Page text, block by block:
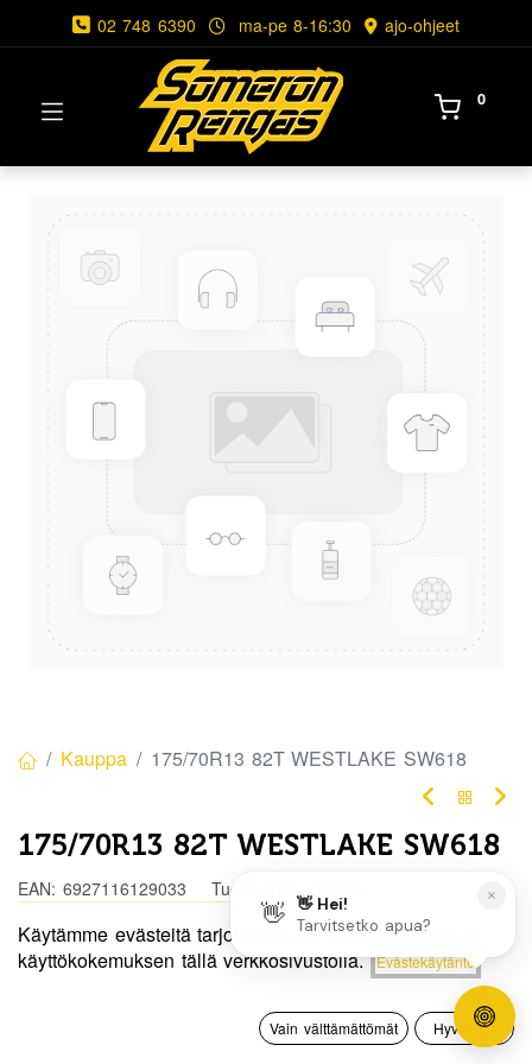
Hinta:
Lisää ostoskoriin
0
Toivelista Tili
02 748 6390 ma-pe 8-16:30 ajo-ohjeet
0
Kauppa 175/70R13 82T WESTLAKE SW618
175/70R13 82T WESTLAKE SW618
EAN: 6927116129033 Tuotekoodi:
Tällä tuotteella ei ole kelvollista yhdistelmää.
Käytämme evästeitä tarjotaksemme sinulle paremman
käyttökokemuksen tällä verkkosivustolla.
Evästekäytäntö
Vain välttämättömät Hyväksyn